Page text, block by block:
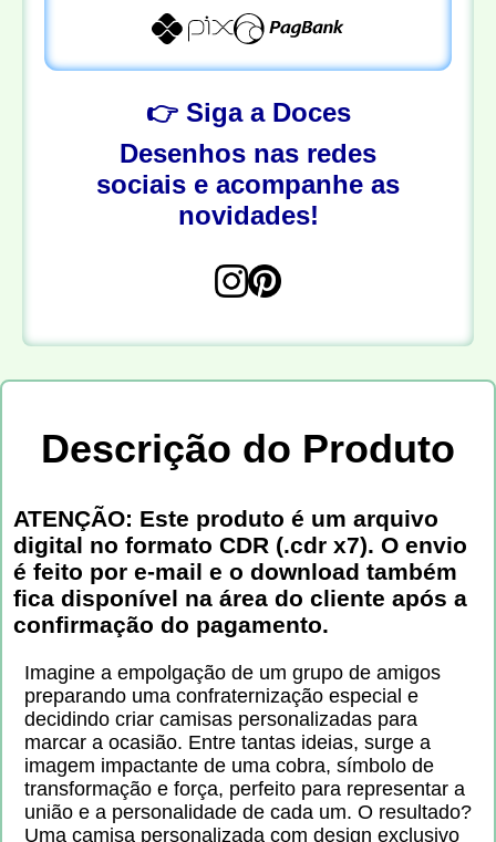
👉 Siga a Doces
Desenhos nas redes
sociais e acompanhe as
novidades!
Descrição do Produto
ATENÇÃO: Este produto é um arquivo
digital no formato CDR (.cdr x7). O envio
é feito por e-mail e o download também
fica disponível na área do cliente após a
confirmação do pagamento.
Imagine a empolgação de um grupo de amigos
preparando uma confraternização especial e
decidindo criar camisas personalizadas para
marcar a ocasião. Entre tantas ideias, surge a
imagem impactante de uma cobra, símbolo de
transformação e força, perfeito para representar a
união e a personalidade de cada um. O resultado?
Uma camisa personalizada com design exclusivo